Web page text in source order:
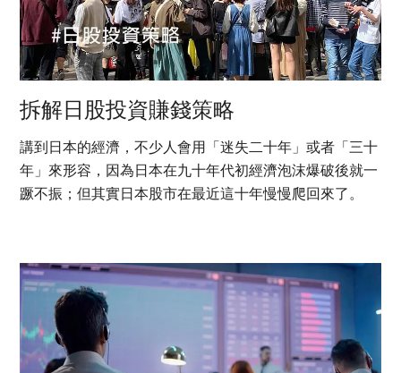
拆解日股投資賺錢策略
講到日本的經濟，不少人會用「迷失二十年」或者「三十
年」來形容，因為日本在九十年代初經濟泡沫爆破後就一
蹶不振；但其實日本股市在最近這十年慢慢爬回來了。